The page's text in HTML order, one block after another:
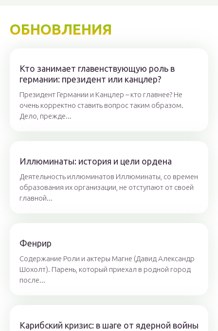
ОБНОВЛЕНИЯ
Кто занимает главенствующую роль в
германии: президент или канцлер?
Президент Германии и Канцлер – кто главнее? Не
очень корректно ставить вопрос таким образом.
Дело, прежде...
Иллюминаты: история и цели ордена
Деятельность иллюминатов Иллюминаты, со времен
образования их организации, не отступают от своей
главной...
Фенрир
Содержание Роли и актеры Магне (Давид Александр
Шохолт). Парень, который приехал в родной город
после...
Карибский кризис: в шаге от ядерной войны